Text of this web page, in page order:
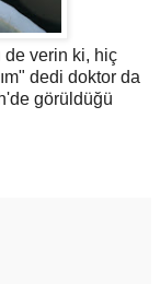
de verin ki, hiç
dedi doktor da
görüldüğü